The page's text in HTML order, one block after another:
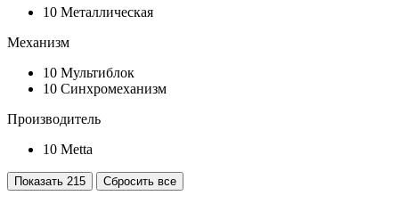
10 Металлическая
Механизм
10 Мультиблок
10 Синхромеханизм
Производитель
10 Metta
Показать 215 Сбросить все